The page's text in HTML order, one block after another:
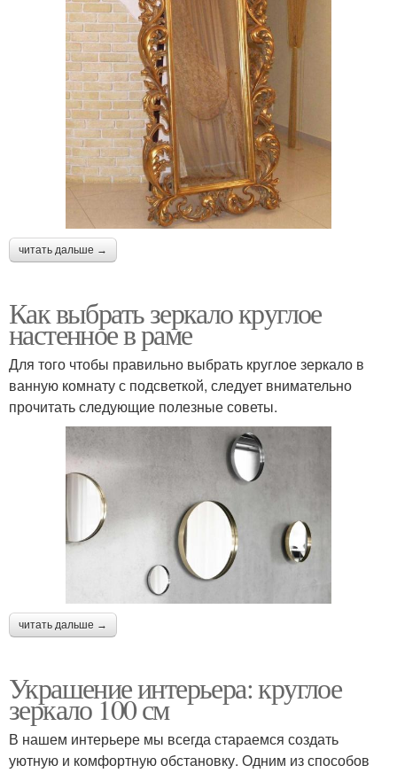
читать дальше →
Как выбрать зеркало круглое
настенное в раме
Для того чтобы правильно выбрать круглое зеркало в
ванную комнату с подсветкой, следует внимательно
прочитать следующие полезные советы.
читать дальше →
Украшение интерьера: круглое
зеркало 100 см
В нашем интерьере мы всегда стараемся создать
уютную и комфортную обстановку. Одним из способов